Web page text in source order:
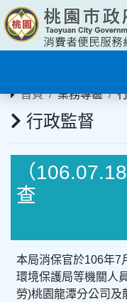
首頁 業務專區
行政監督
（
查
本局消保官於106年7
環境保護局等機關人
勞)桃園龍潭分公司及